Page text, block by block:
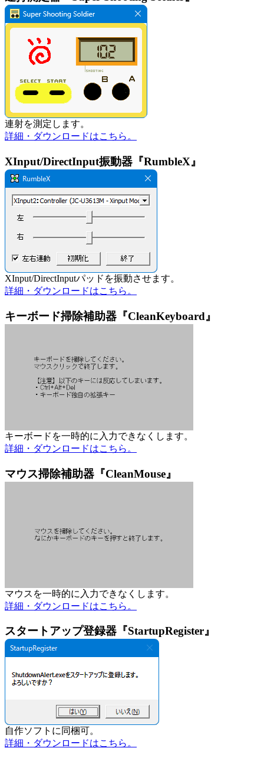
連射を測定します。
詳細・ダウンロードはこちら。
XInput/DirectInput振動器『RumbleX』
XInput/DirectInputパッドを振動させます。
詳細・ダウンロードはこちら。
キーボード掃除補助器『CleanKeyboard』
キーボードを一時的に入力できなくします。
詳細・ダウンロードはこちら。
マウス掃除補助器『CleanMouse』
マウスを一時的に入力できなくします。
詳細・ダウンロードはこちら。
スタートアップ登録器『StartupRegister』
自作ソフトに同梱可。
詳細・ダウンロードはこちら。